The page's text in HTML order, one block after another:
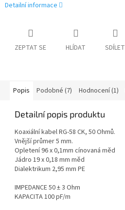
Detailní informace
ZEPTAT SE HLÍDAT SDÍLET
Popis Podobné (7) Hodnocení (1)
Detailní popis produktu
Koaxiální kabel RG-58 CK, 50 Ohmů.
Vnější průmer 5 mm.
Opletení 96 x 0,1mm cínovaná měd
Jádro 19 x 0,18 mm měd
Dialektrikum 2,95 mm PE
IMPEDANCE 50 ± 3 Ohm
KAPACITA 100 pF/m